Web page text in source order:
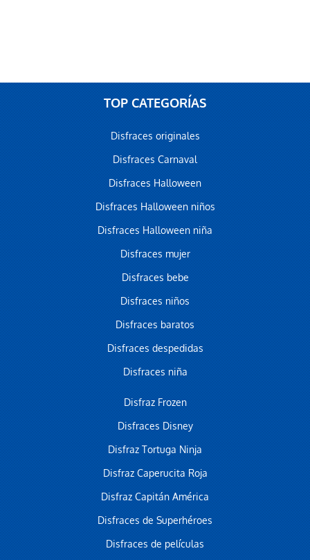
TOP CATEGORÍAS
Disfraces originales
Disfraces Carnaval
Disfraces Halloween
Disfraces Halloween niños
Disfraces Halloween niña
Disfraces mujer
Disfraces bebe
Disfraces niños
Disfraces baratos
Disfraces despedidas
Disfraces niña
Disfraz Frozen
Disfraces Disney
Disfraz Tortuga Ninja
Disfraz Caperucita Roja
Disfraz Capitán América
Disfraces de Superhéroes
Disfraces de películas